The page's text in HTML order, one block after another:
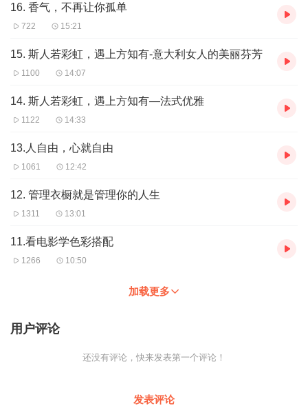
16. 香气，不再让你孤单
722 15:21
15. 斯人若彩虹，遇上方知有-意大利女人的美丽芬芳
1100 14:07
14. 斯人若彩虹，遇上方知有—法式优雅
1122 14:33
13.人自由，心就自由
1061 12:42
12. 管理衣橱就是管理你的人生
1311 13:01
11.看电影学色彩搭配
1266 10:50
加载更多
用户评论
还没有评论，快来发表第一个评论！
发表评论